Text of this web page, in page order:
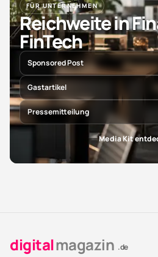
FÜR UNTERNEHMEN
Reichweite in
FinTech
Sponsored Post
Gastartikel
Pressemitteilung
Media Kit
digitalmagazin .de